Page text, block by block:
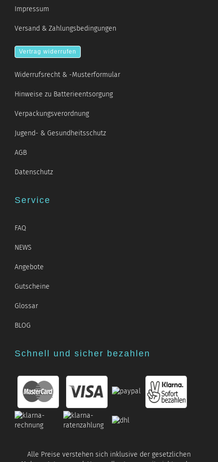
Impressum
Versand & Zahlungsbedingungen
Vertrag widerrufen
Widerrufsrecht & -Musterformular
Hinweise zu Batterieentsorgung
Verpackungsverordnung
Jugend- & Gesundheitsschutz
AGB
Datenschutz
Service
FAQ
NEWS
Angebote
Gutscheine
Glossar
BLOG
Schnell und sicher bezahlen
Alle Preise verstehen sich inklusive der gesetzlichen